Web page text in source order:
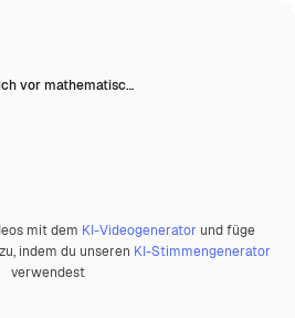
vor mathematisc…
mit dem KI-Videogenerator und füge
indem du unseren KI-Stimmengenerator
verwendest